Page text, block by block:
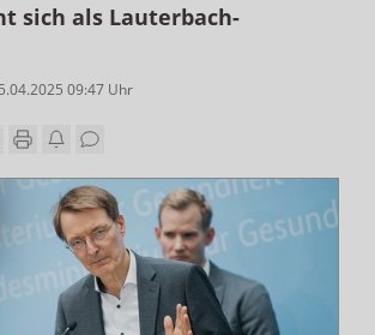
sich als Lauterbach-
09:47 Uhr